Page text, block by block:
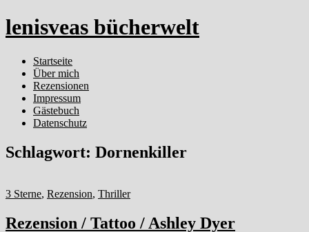
lenisveas bücherwelt
Startseite
Über mich
Rezensionen
Impressum
Gästebuch
Datenschutz
Schlagwort: Dornenkiller
3 Sterne, Rezension, Thriller
Rezension / Tattoo / Ashley Dyer